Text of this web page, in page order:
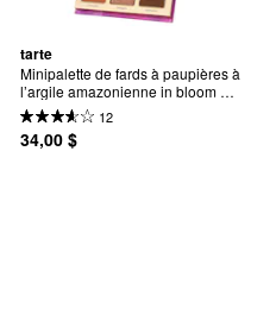
tarte
Minipalette de fards à paupières à
l’argile amazonienne in bloom
tartelette™ 12
34,00 $